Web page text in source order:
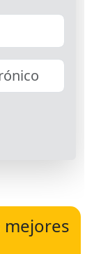
mejores